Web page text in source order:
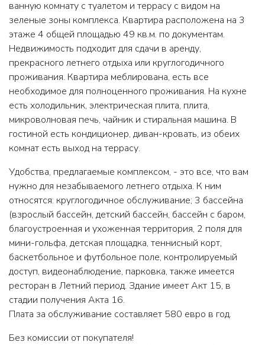
ванную комнату с туалетом и террасу с видом на
зеленые зоны комплекса. Квартира расположена на 3
этаже 4 общей площадью 49 кв.м. по документам.
Недвижимость подходит для сдачи в аренду,
прекрасного летнего отдыха или круглогодичного
проживания. Квартира меблирована, есть все
необходимое для полноценного проживания. На кухне
есть холодильник, электрическая плита, плита,
микроволновая печь, чайник и стиральная машина. В
гостиной есть кондиционер, диван-кровать, из обеих
комнат есть выход на террасу.
Удобства, предлагаемые комплексом, - это все, что вам
нужно для незабываемого летнего отдыха. К ним
относятся: круглогодичное обслуживание; 3 бассейна
(взрослый бассейн, детский бассейн, бассейн с баром,
благоустроенная и ухоженная территория, 2 поля для
мини-гольфа, детская площадка, теннисный корт,
баскетбольное и футбольное поле, контролируемый
доступ, видеонаблюдение, парковка, также имеется
ресторан в Летний период. Здание имеет Акт 15, в
стадии получения Акта 16.
Плата за обслуживание составляет 580 евро в год.
Без комиссии от покупателя!